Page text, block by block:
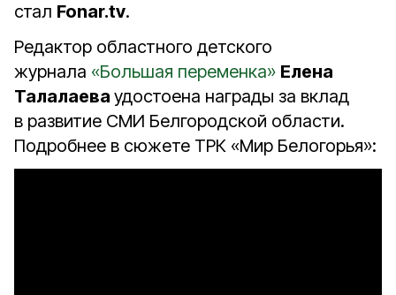
стал Fonar.tv.
Редактор областного детского
журнала «Большая переменка» Елена
Талалаева удостоена награды за вклад
в развитие СМИ Белгородской области.
Подробнее в сюжете ТРК «Мир Белогорья»: